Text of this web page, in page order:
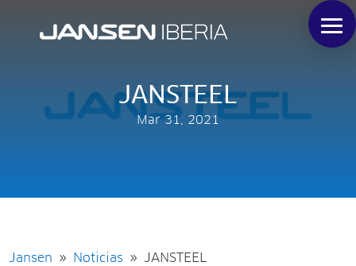
JANSTEEL
Mar 31, 2021
Jansen 9 Noticias 9 JANSTEEL